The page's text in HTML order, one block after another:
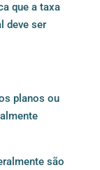
que a taxa
deve ser
planos ou
são